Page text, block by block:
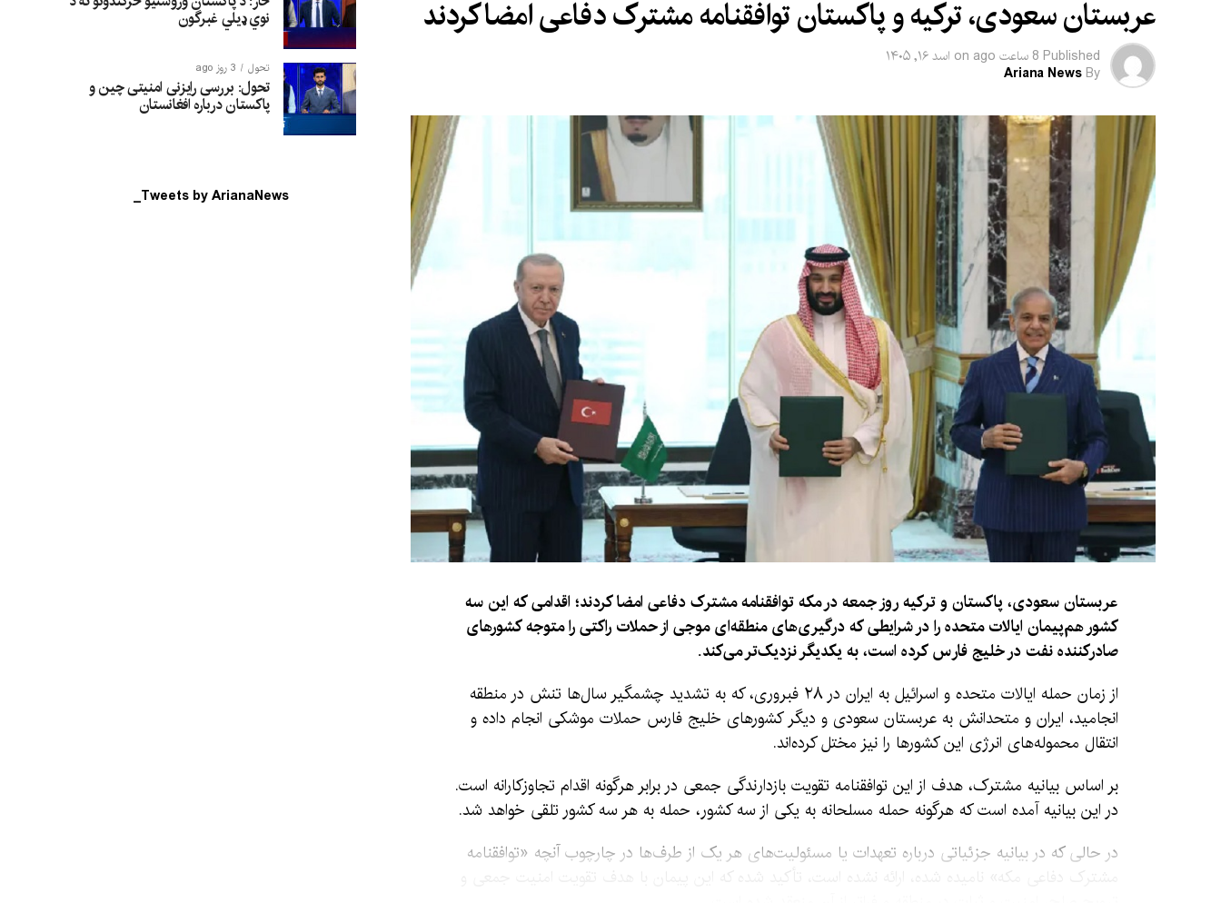
عربستان سعودی، ترکیه و پاکستان توافقنامه مشترک دفاعی امضا کردند
Published 8 ساعت ago on اسد ۱۶, ۱۴۰۵
By
Ariana News
عربستان سعودی، پاکستان و ترکیه روز جمعه در مکه توافقنامه مشترک دفاعی امضا کردند؛ اقدامی که این سه
کشور هم‌پیمان ایالات متحده را در شرایطی که درگیری‌های منطقه‌ای موجی از حملات راکتی را متوجه کشورهای
صادرکننده نفت در خلیج فارس کرده است، به یکدیگر نزدیک‌تر می‌کند.
از زمان حمله ایالات متحده و اسرائیل به ایران در ۲۸ فبروری، که به تشدید چشمگیر سال‌ها تنش در منطقه
انجامید، ایران و متحدانش به عربستان سعودی و دیگر کشورهای خلیج فارس حملات موشکی انجام داده و
انتقال محموله‌های انرژی این کشورها را نیز مختل کرده‌اند.
بر اساس بیانیه مشترک، هدف از این توافقنامه تقویت بازدارندگی جمعی در برابر هرگونه اقدام تجاوزکارانه است.
در این بیانیه آمده است که هرگونه حمله مسلحانه به یکی از سه کشور، حمله به هر سه کشور تلقی خواهد شد.
در حالی که در بیانیه جزئیاتی درباره تعهدات یا مسئولیت‌های هر یک از طرف‌ها در چارچوب آنچه «توافقنامه
نوي ډیلي غبرگون
تحول 3 روز ago
تحول: بررسی رایزنی امنیتی چین و
پاکستان درباره افغانستان
Tweets by ArianaNews_